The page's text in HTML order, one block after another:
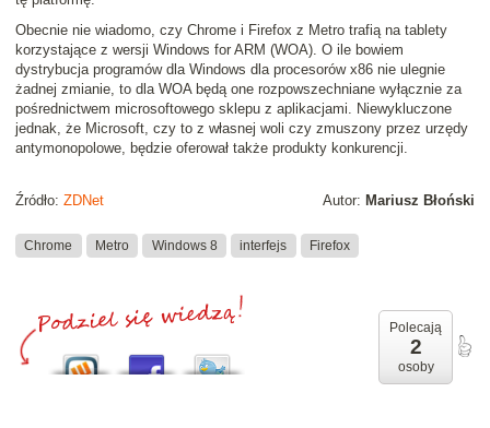
Obecnie nie wiadomo, czy Chrome i Firefox z Metro trafią na tablety
korzystające z wersji Windows for ARM (WOA). O ile bowiem
dystrybucja programów dla Windows dla procesorów x86 nie ulegnie
żadnej zmianie, to dla WOA będą one rozpowszechniane wyłącznie za
pośrednictwem microsoftowego sklepu z aplikacjami. Niewykluczone
jednak, że Microsoft, czy to z własnej woli czy zmuszony przez urzędy
antymonopolowe, będzie oferował także produkty konkurencji.
Autor: Mariusz Błoński
Źródło: ZDNet
Chrome Metro Windows 8 interfejs Firefox
Polecają
2
osoby